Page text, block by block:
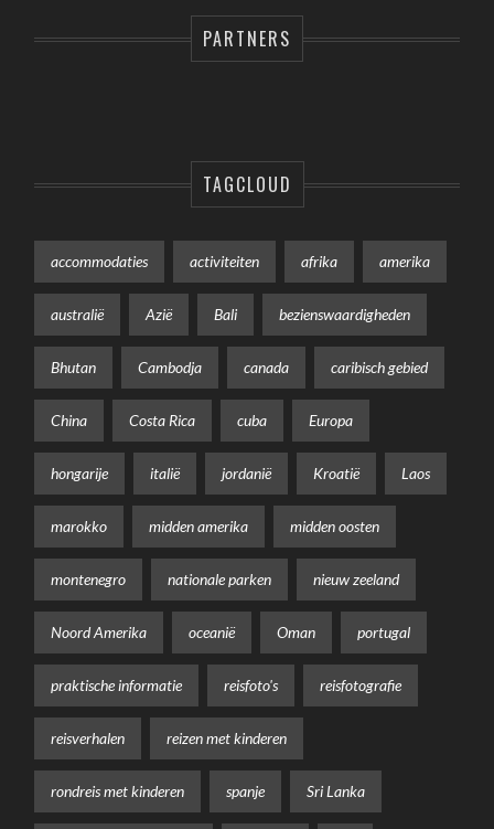
PARTNERS
TAGCLOUD
accommodaties activiteiten afrika amerika
australië Azië Bali bezienswaardigheden
Bhutan Cambodja canada caribisch gebied
China Costa Rica cuba Europa
hongarije italië jordanië Kroatië Laos
marokko midden amerika midden oosten
montenegro nationale parken nieuw zeeland
Noord Amerika oceanië Oman portugal
praktische informatie reisfoto's reisfotografie
reisverhalen reizen met kinderen
rondreis met kinderen spanje Sri Lanka